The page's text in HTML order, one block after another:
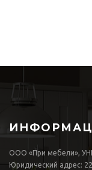
ООО «При мебели»,
Юридический адрес: